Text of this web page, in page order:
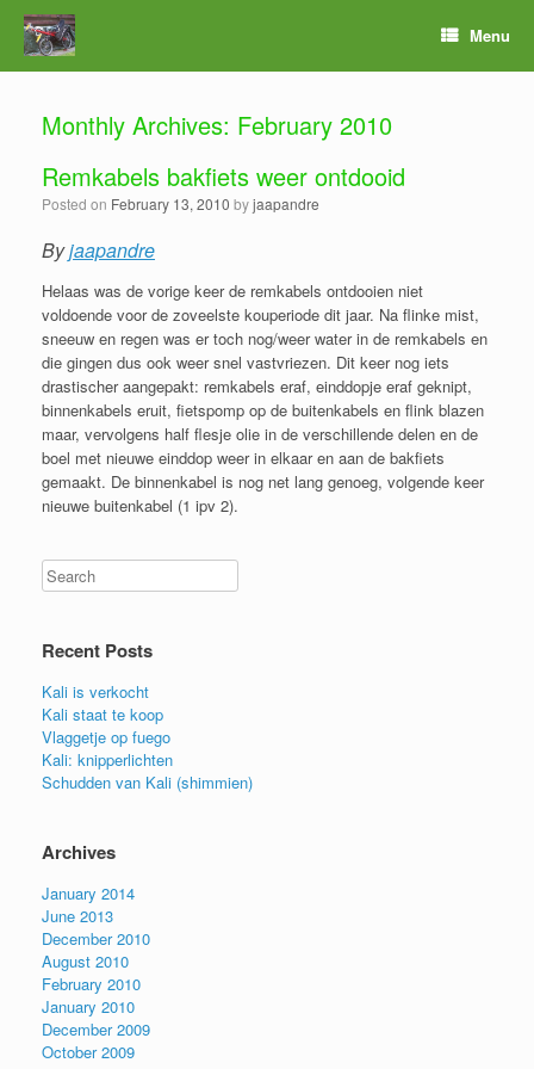
Menu
Monthly Archives: February 2010
Remkabels bakfiets weer ontdooid
Posted on February 13, 2010 byjaapandre
Byjaapandre
Helaas was de vorige keer de remkabels ontdooien niet
voldoende voor de zoveelste kouperiode dit jaar. Na flinke mist,
sneeuw en regen was er toch nog/weer water in de remkabels en
die gingen dus ook weer snel vastvriezen. Dit keer nog iets
drastischer aangepakt: remkabels eraf, einddopje eraf geknipt,
binnenkabels eruit, fietspomp op de buitenkabels en flink blazen
maar, vervolgens half flesje olie in de verschillende delen en de
boel met nieuwe einddop weer in elkaar en aan de bakfiets
gemaakt. De binnenkabel is nog net lang genoeg, volgende keer
nieuwe buitenkabel (1 ipv 2).
Search
Recent Posts
Kali is verkocht
Kali staat te koop
Vlaggetje op fuego
Kali: knipperlichten
Schudden van Kali (shimmien)
Archives
January 2014
June 2013
December 2010
August 2010
February 2010
January 2010
December 2009
October 2009